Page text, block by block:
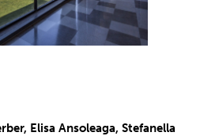
Elisa Ansoleaga, Stefanella